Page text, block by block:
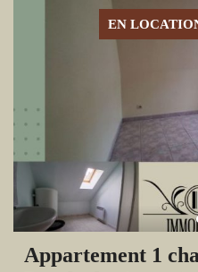
EN
Appartement 1